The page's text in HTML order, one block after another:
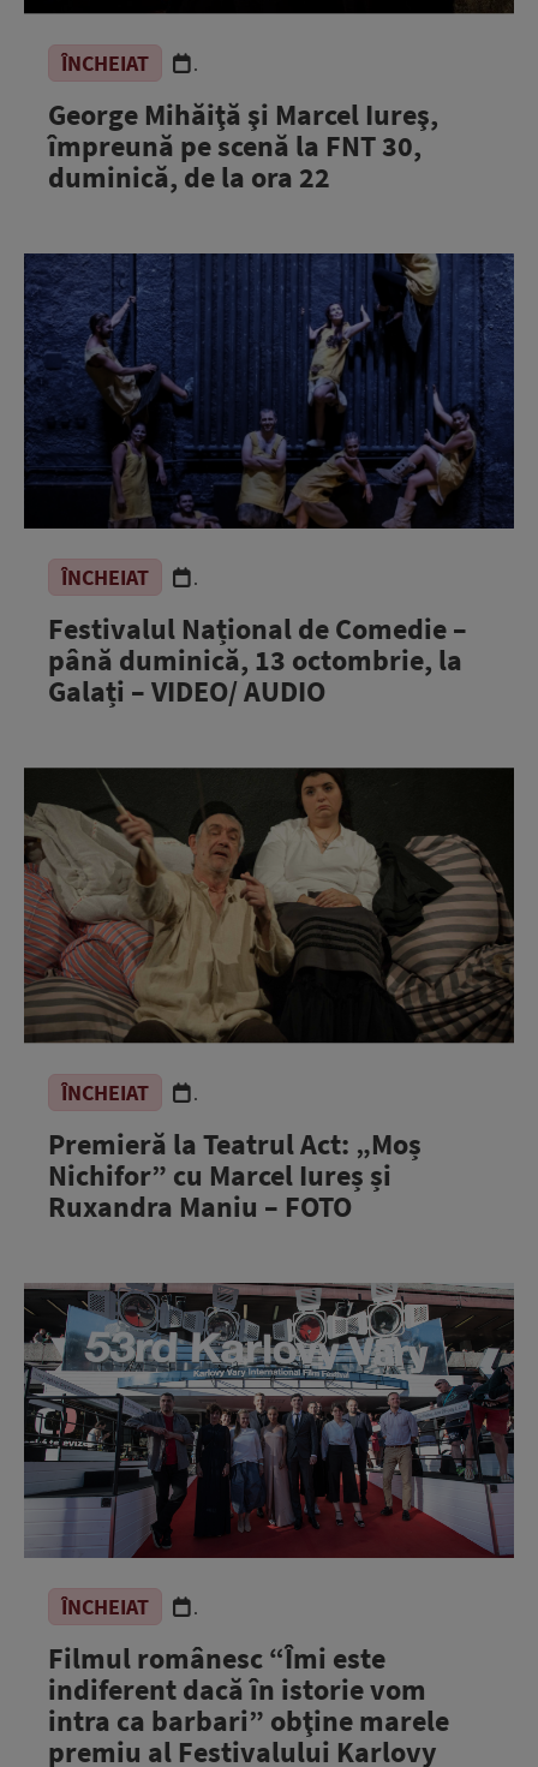
ÎNCHEIAT .
George Mihăiţă şi Marcel Iureş,
împreună pe scenă la FNT 30,
duminică, de la ora 22
ÎNCHEIAT .
Festivalul Național de Comedie –
până duminică, 13 octombrie, la
Galați – VIDEO/ AUDIO
ÎNCHEIAT .
Premieră la Teatrul Act: „Moș
Nichifor” cu Marcel Iureș și
Ruxandra Maniu – FOTO
ÎNCHEIAT .
Filmul românesc “Îmi este
indiferent dacă în istorie vom
intra ca barbari” obţine marele
premiu al Festivalului Karlovy